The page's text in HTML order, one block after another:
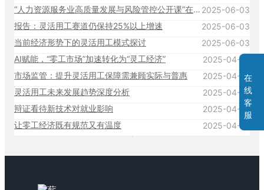
“人力资源服务业高质量发展与风险管控公开课”在中国人民大学成功举办！ 2025-06-03
报告：灵活用工赛道仍保持25%以上增速
2025-06-03
当前经济形势下的灵活用工模式探讨
2025-06-03
AI赋能，“零工市场”加速转化为“灵工经济”
2025-04-27
市场监管：提升灵活用工保障需兼顾实际与普惠
2025-04-27
灵活用工未来发展趋势深度分析
2025-04-27
辩证看待新技术对就业影响
2025-04-27
让零工经济既有规范又有温度
2025-04-27
在
线
客
服